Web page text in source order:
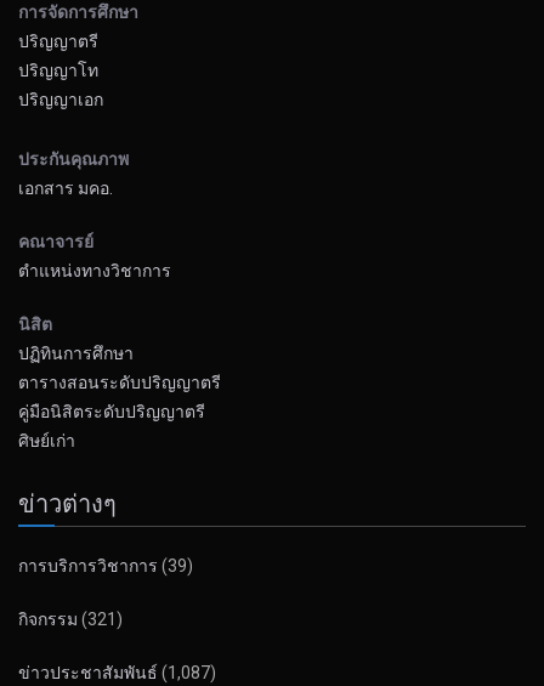
การจัดการศึกษา
ปริญญาตรี
ปริญญาโท
ปริญญาเอก
ประกันคุณภาพ
เอกสาร มคอ.
คณาจารย์
ตำแหน่งทางวิชาการ
นิสิต
ปฏิทินการศึกษา
ตารางสอนระดับปริญญาตรี
คู่มือนิสิตระดับปริญญาตรี
ศิษย์เก่า
ข่าวต่างๆ
การบริการวิชาการ (39)
กิจกรรม (321)
ข่าวประชาสัมพันธ์ (1,087)